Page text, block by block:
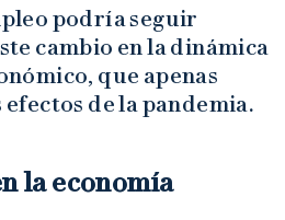
podría seguir
cambio en la dinámica
que apenas
de la pandemia.
la economía